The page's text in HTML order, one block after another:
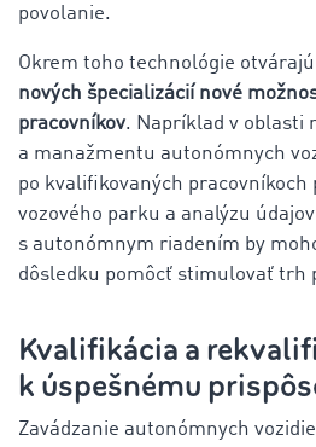
povolanie.
Okrem toho technológie
nových špecializácií nové
pracovníkov. Napríklad v oblasti
a manažmentu autonómnych
po kvalifikovaných pracovníkoch
vozového parku a analýzu
s autonómnym riadením by
dôsledku pomôcť stimulovať trh
Kvalifikácia a
k úspešnému
Zavádzanie autonómnych